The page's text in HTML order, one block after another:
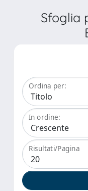
Sfoglia
Ordina per:
In ordine:
Risultati/Pagina